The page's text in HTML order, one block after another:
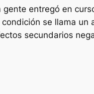
entregó en
se llama
secundarios